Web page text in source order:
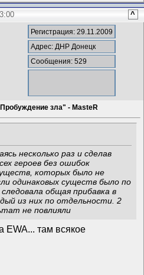
^
Регистрация: 29.11.2009
Адрес: ДНР Донецк
Сообщения: 529
зла" - MasteR
несколько раз и сделав
героев без ошибок
которых было не
одинаковых существ было по
общая прибавка в
из них по отдельности. 2
не повлияли
EWA... там всякое